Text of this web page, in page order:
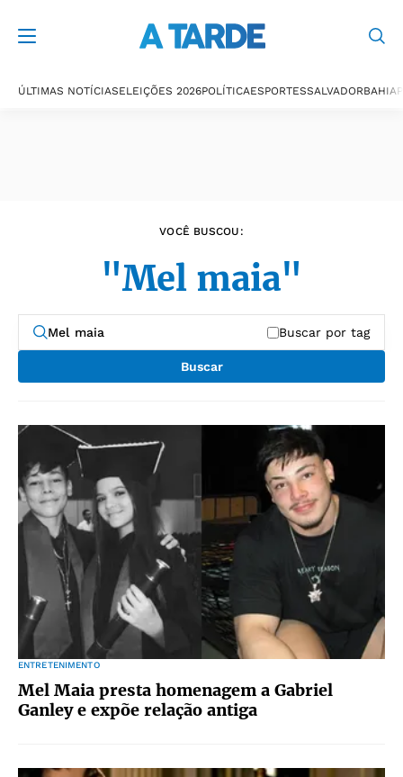
ÚLTIMAS NOTÍCIASELEIÇÕES 2026POLÍTICAESPORTESSALVADORBAHIA
VOCÊ BUSCOU:
"Mel maia"
Buscar por tag
Buscar
ENTRETENIMENTO
Mel Maia presta homenagem a Gabriel
Ganley e expõe relação antiga